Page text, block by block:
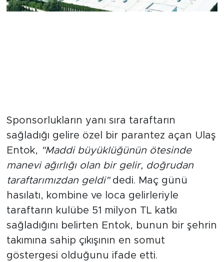
Sponsorlukların yanı sıra taraftarın
sağladığı gelire özel bir parantez açan Ulaş
Entok, "Maddi büyüklüğünün ötesinde
manevi ağırlığı olan bir gelir, doğrudan
taraftarımızdan geldi"dedi. Maç günü
hasılatı, kombine ve loca gelirleriyle
taraftarın kulübe 51 milyon TL katkı
sağladığını belirten Entok, bunun bir şehrin
takımına sahip çıkışının en somut
göstergesi olduğunu ifade etti.